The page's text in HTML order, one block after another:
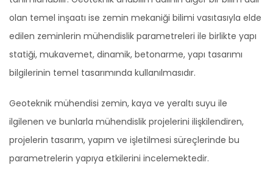
olan temel inşaatı ise zemin mekaniği bilimi vasıtasıyla elde
edilen zeminlerin mühendislik parametreleri ile birlikte yapı
statiği, mukavemet, dinamik, betonarme, yapı tasarımı
bilgilerinin temel tasarımında kullanılmasıdır.
Geoteknik mühendisi zemin, kaya ve yeraltı suyu ile
ilgilenen ve bunlarla mühendislik projelerini ilişkilendiren,
projelerin tasarım, yapım ve işletilmesi süreçlerinde bu
parametrelerin yapıya etkilerini incelemektedir.